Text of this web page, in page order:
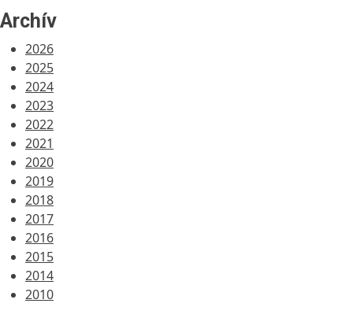
Archív
2026
2025
2024
2023
2022
2021
2020
2019
2018
2017
2016
2015
2014
2010